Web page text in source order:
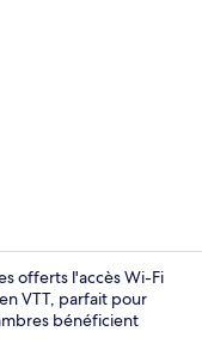
offerts l'accès Wi-Fi
VTT, parfait pour
bénéficient